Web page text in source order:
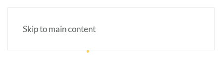
Skip to main content